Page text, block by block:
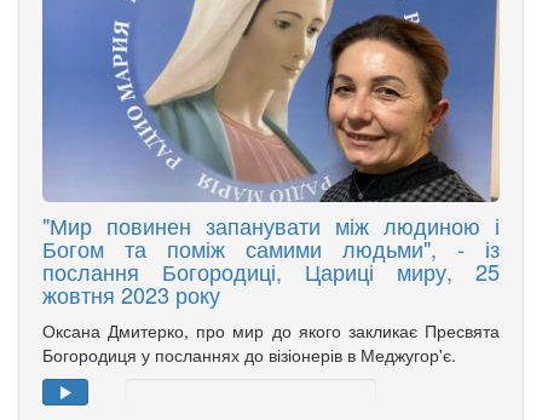
"Мир повинен запанувати між людиною і
Богом та поміж самими людьми", - із
послання Богородиці, Цариці миру, 25
жовтня 2023 року
Оксана Дмитерко, про мир до якого закликає Пресвята
Богородиця у посланнях до візіонерів в Меджугор'є.